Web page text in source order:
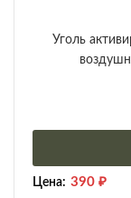
Уголь
Цена: 390 ₽